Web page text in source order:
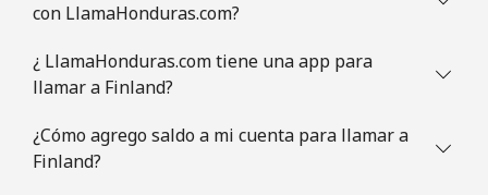
con LlamaHonduras.com?
¿ LlamaHonduras.com tiene una app para
llamar a Finland?
¿Cómo agrego saldo a mi cuenta para llamar a
Finland?